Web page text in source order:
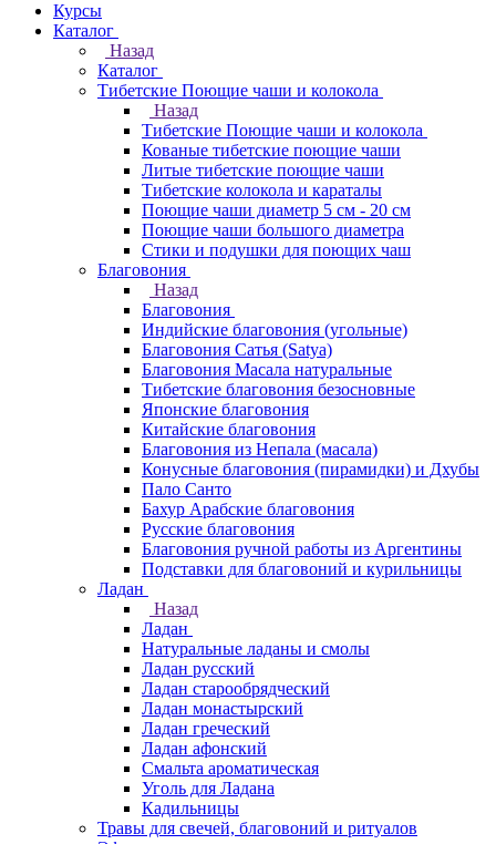
Курсы
Каталог
Назад
Каталог
Тибетские Поющие чаши и колокола
Назад
Тибетские Поющие чаши и колокола
Кованые тибетские поющие чаши
Литые тибетские поющие чаши
Тибетские колокола и караталы
Поющие чаши диаметр 5 см - 20 см
Поющие чаши большого диаметра
Стики и подушки для поющих чаш
Благовония
Назад
Благовония
Индийские благовония (угольные)
Благовония Сатья (Satya)
Благовония Масала натуральные
Тибетские благовония безосновные
Японские благовония
Китайские благовония
Благовония из Непала (масала)
Конусные благовония (пирамидки) и Дхубы
Пало Санто
Бахур Арабские благовония
Русские благовония
Благовония ручной работы из Аргентины
Подставки для благовоний и курильницы
Ладан
Назад
Ладан
Натуральные ладаны и смолы
Ладан русский
Ладан старообрядческий
Ладан монастырский
Ладан греческий
Ладан афонский
Смальта ароматическая
Уголь для Ладана
Кадильницы
Травы для свечей, благовоний и ритуалов